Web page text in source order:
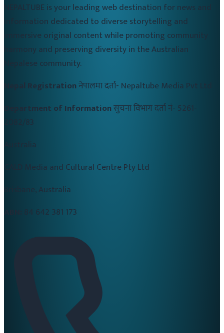
NEPALTUBE is your leading web destination for news and
information dedicated to diverse storytelling and
immersive original content while promoting community
harmony and preserving diversity in the Australian
Nepalese community.
Nepal Registrationनेपालमा दर्ता- Nepaltube Media Pvt Ltd
Department of Informationसुचना विभाग दर्ता नं- 5261-
2082/83
Australia
CALD Media and Cultural Centre Pty Ltd
Brisbane, Australia
84 642 381 173